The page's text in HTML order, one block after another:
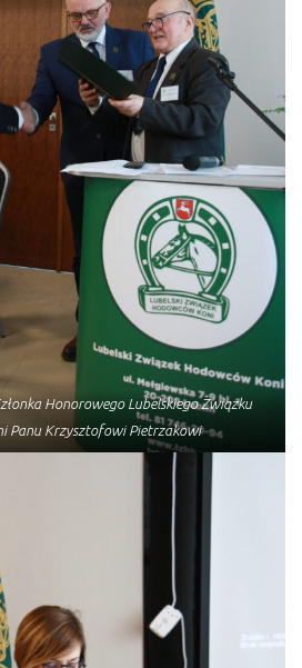
Honorowego Lubelskiego Związku
Panu Krzysztofowi Pietrzakowi